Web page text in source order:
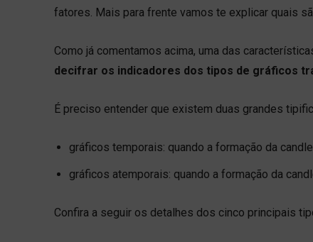
fatores. Mais para frente vamos te explicar quais
Como já comentamos acima, uma das
decifrar os indicadores dos tipos de gráficos
É preciso entender que existem duas grandes
gráficos temporais: quando a formação da
gráficos atemporais: quando a formação da
Confira a seguir os detalhes dos cinco principais